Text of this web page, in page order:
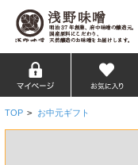
TOP > お中元ギフト